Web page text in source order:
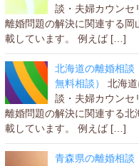
談・夫婦カウンセ
離婚問題の解決に関連する
載しています。 例えば […]
北海道の離婚相談
無料相談）
北海
談・夫婦カウンセ
離婚問題の解決に関連する
載しています。 例えば […]
青森県の離婚相談